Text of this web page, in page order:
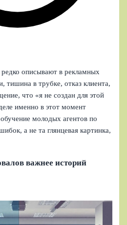
описывают в рекламных
тишина в трубке, отказ клиента,
что «я не создан для этой
именно в этот момент
молодых агентов по
а не та глянцевая картинка,
важнее историй